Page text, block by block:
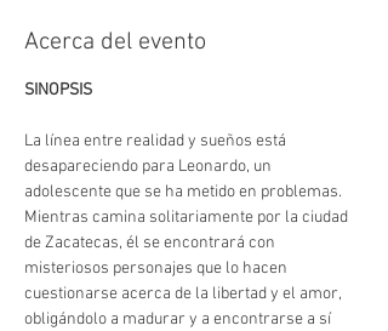
Acerca del evento
SINOPSIS
La línea entre realidad y sueños está
desapareciendo para Leonardo, un
adolescente que se ha metido en problemas.
Mientras camina solitariamente por la ciudad
de Zacatecas, él se encontrará con
misteriosos personajes que lo hacen
cuestionarse acerca de la libertad y el amor,
obligándolo a madurar y a encontrarse a sí